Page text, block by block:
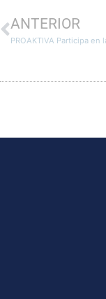
ANTERIOR